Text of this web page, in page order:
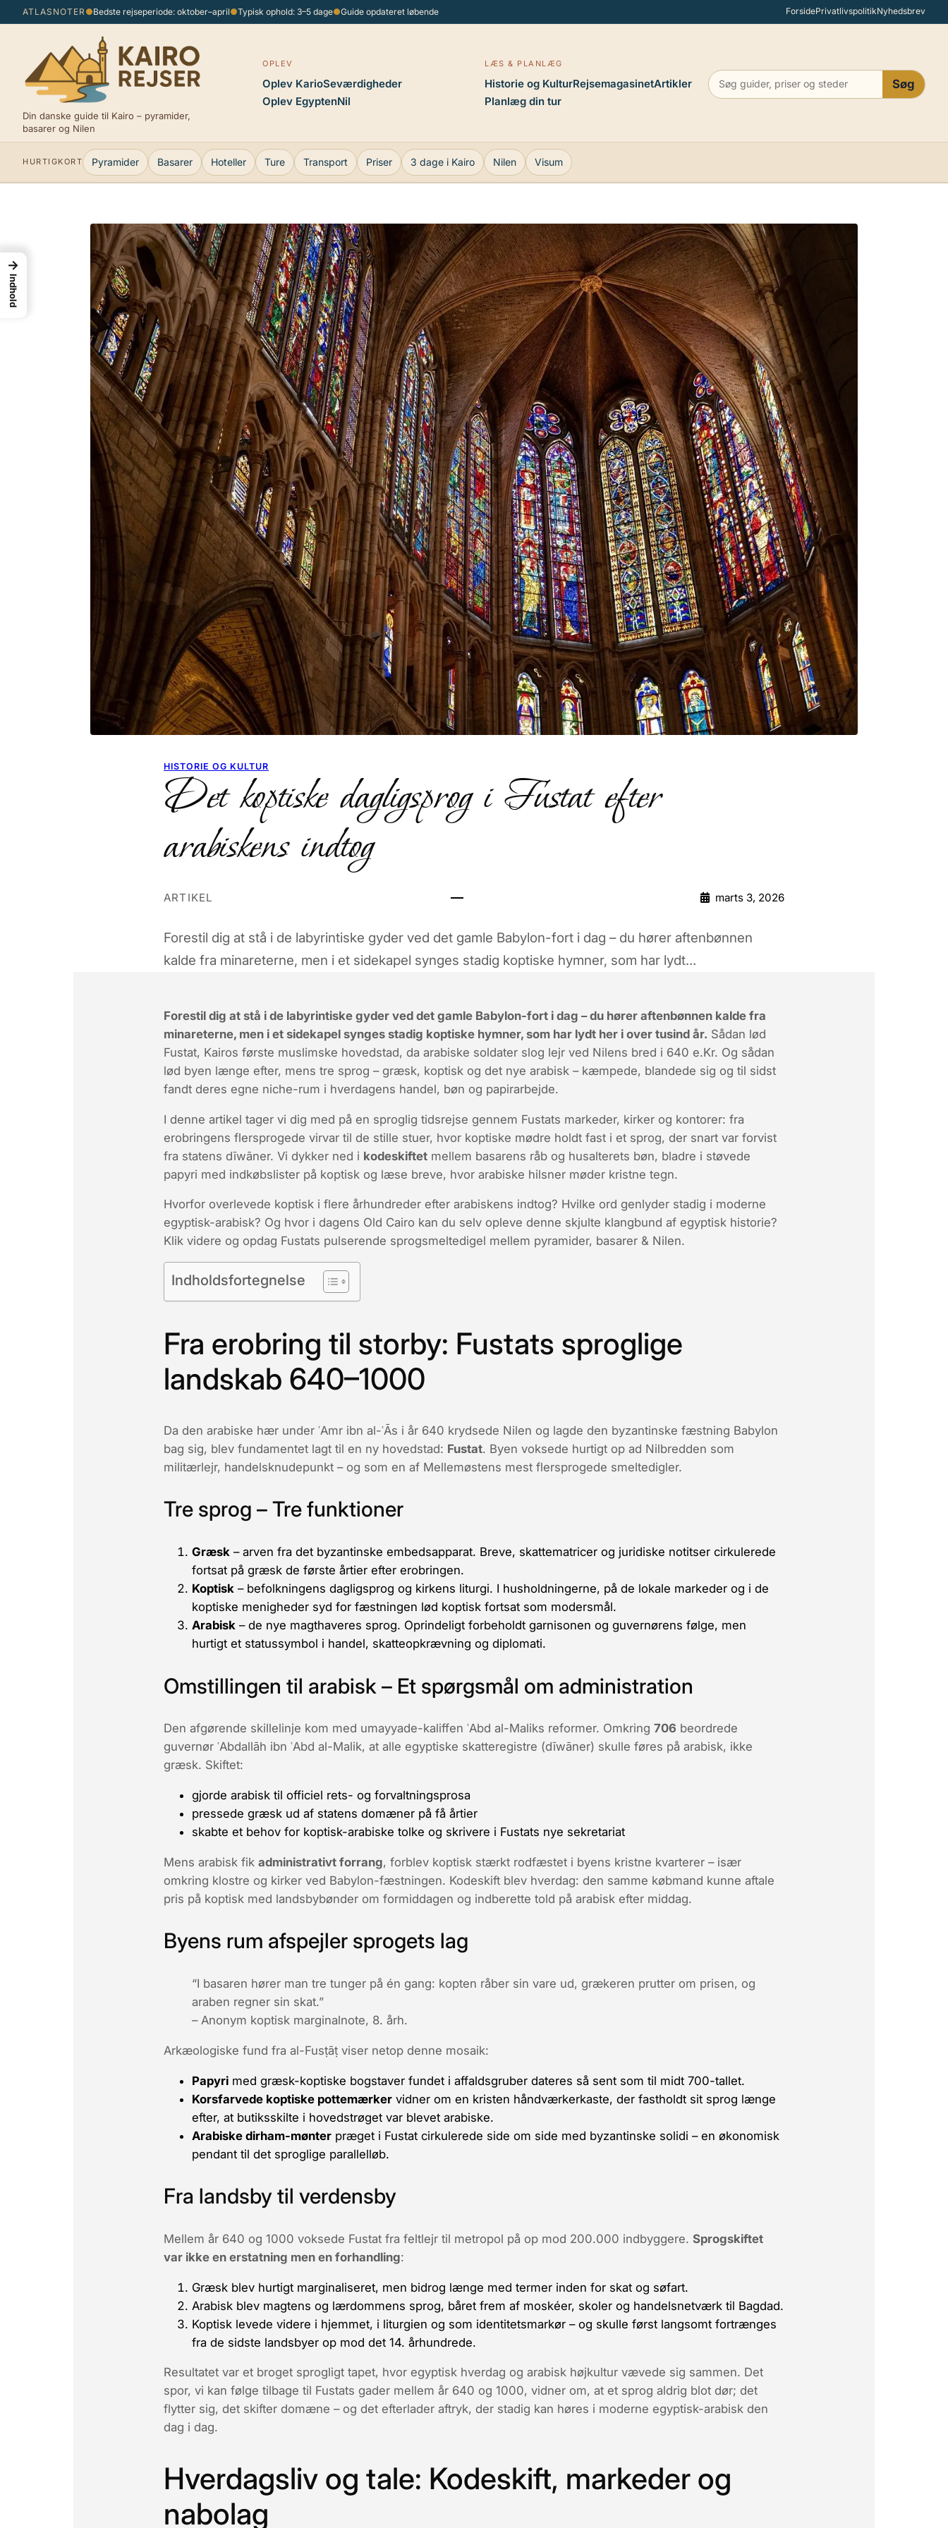
Spring
til
ATLASNOTER ●Bedste rejseperiode: oktober–april●Typisk ophold: 3–5 dage●Guide opdateret løbende ForsidePrivatlivspolitikNyhedsbrev
Din danske guide til Kairo – pyramider,
basarer og Nilen
OPLEV
Oplev KarioSeværdigheder
Oplev EgyptenNil
LÆS & PLANLÆG
Historie og KulturRejsemagasinetArtikler
Planlæg din tur
Søg
HURTIGKORT Pyramider Basarer Hoteller Ture Transport Priser 3 dage i Kairo Nilen Visum
HISTORIE OG KULTUR
Det koptiske dagligsprog i Fustat efter
arabiskens indtog
ARTIKEL marts 3, 2026
Forestil dig at stå i de labyrintiske gyder ved det gamle Babylon-fort i dag – du hører aftenbønnen
kalde fra minareterne, men i et sidekapel synges stadig koptiske hymner, som har lydt…
Forestil dig at stå i de labyrintiske gyder ved det gamle Babylon-fort i dag – du hører aftenbønnen kalde fra
minareterne, men i et sidekapel synges stadig koptiske hymner, som har lydt her i over tusind år. Sådan lød
Fustat, Kairos første muslimske hovedstad, da arabiske soldater slog lejr ved Nilens bred i 640 e.Kr. Og sådan
lød byen længe efter, mens tre sprog – græsk, koptisk og det nye arabisk – kæmpede, blandede sig og til sidst
fandt deres egne niche-rum i hverdagens handel, bøn og papirarbejde.
I denne artikel tager vi dig med på en sproglig tidsrejse gennem Fustats markeder, kirker og kontorer: fra
erobringens flersprogede virvar til de stille stuer, hvor koptiske mødre holdt fast i et sprog, der snart var forvist
fra statens dīwāner. Vi dykker ned i kodeskiftet mellem basarens råb og husalterets bøn, bladre i støvede
papyri med indkøbslister på koptisk og læse breve, hvor arabiske hilsner møder kristne tegn.
Hvorfor overlevede koptisk i flere århundreder efter arabiskens indtog? Hvilke ord genlyder stadig i moderne
egyptisk-arabisk? Og hvor i dagens Old Cairo kan du selv opleve denne skjulte klangbund af egyptisk historie?
Klik videre og opdag Fustats pulserende sprogsmeltedigel mellem pyramider, basarer & Nilen.
Indholdsfortegnelse
Fra erobring til storby: Fustats sproglige
landskab 640–1000
Da den arabiske hær under ʿAmr ibn al-ʿĀs i år 640 krydsede Nilen og lagde den byzantinske fæstning Babylon
bag sig, blev fundamentet lagt til en ny hovedstad: Fustat. Byen voksede hurtigt op ad Nilbredden som
militærlejr, handelsknudepunkt – og som en af Mellemøstens mest flersprogede smeltedigler.
Tre sprog – Tre funktioner
Græsk – arven fra det byzantinske embedsapparat. Breve, skattematricer og juridiske notitser cirkulerede
fortsat på græsk de første årtier efter erobringen.
Koptisk – befolkningens dagligsprog og kirkens liturgi. I husholdningerne, på de lokale markeder og i de
koptiske menigheder syd for fæstningen lød koptisk fortsat som modersmål.
Arabisk – de nye magthaveres sprog. Oprindeligt forbeholdt garnisonen og guvernørens følge, men
hurtigt et statussymbol i handel, skatteopkrævning og diplomati.
Omstillingen til arabisk – Et spørgsmål om administration
Den afgørende skillelinje kom med umayyade-kaliffen ʿAbd al-Maliks reformer. Omkring 706 beordrede
guvernør ʿAbdallāh ibn ʿAbd al-Malik, at alle egyptiske skatteregistre (dīwāner) skulle føres på arabisk, ikke
græsk. Skiftet:
gjorde arabisk til officiel rets- og forvaltnings­prosa
pressede græsk ud af statens domæner på få årtier
skabte et behov for koptisk-arabiske tolke og skrivere i Fustats nye sekretariat
Mens arabisk fik administrativt forrang, forblev koptisk stærkt rodfæstet i byens kristne kvarterer – især
omkring klostre og kirker ved Babylon-fæstningen. Kodeskift blev hverdag: den samme købmand kunne aftale
pris på koptisk med landsbybønder om formiddagen og indberette told på arabisk efter middag.
Byens rum afspejler sprogets lag
“I basaren hører man tre tunger på én gang: kopten råber sin vare ud, grækeren prutter om prisen, og
araben regner sin skat.”
– Anonym koptisk marginalnote, 8. årh.
Arkæologiske fund fra al-Fusṭāṭ viser netop denne mosaik:
Papyri med græsk-koptiske bogstaver fundet i affaldsgruber dateres så sent som til midt 700-tallet.
Korsfarvede koptiske pottemærker vidner om en kristen håndværkerkaste, der fastholdt sit sprog længe
efter, at butiksskilte i hovedstrøget var blevet arabiske.
Arabiske dirham-mønter præget i Fustat cirkulerede side om side med byzantinske solidi – en økonomisk
pendant til det sproglige parallelløb.
Fra landsby til verdensby
Mellem år 640 og 1000 voksede Fustat fra feltlejr til metropol på op mod 200.000 indbyggere. Sprogskiftet
var ikke en erstatning men en forhandling:
Græsk blev hurtigt marginaliseret, men bidrog længe med termer inden for skat og søfart.
Arabisk blev magtens og lærdommens sprog, båret frem af moskéer, skoler og handelsnetværk til Bagdad.
Koptisk levede videre i hjemmet, i liturgien og som identitetsmarkør – og skulle først langsomt fortrænges
fra de sidste landsbyer op mod det 14. århundrede.
Resultatet var et broget sprogligt tapet, hvor egyptisk hverdag og arabisk højkultur vævede sig sammen. Det
spor, vi kan følge tilbage til Fustats gader mellem år 640 og 1000, vidner om, at et sprog aldrig blot dør; det
flytter sig, det skifter domæne – og det efterlader aftryk, der stadig kan høres i moderne egyptisk-arabisk den
dag i dag.
Hverdagsliv og tale: Kodeskift, markeder og
nabolag
→
Indhold